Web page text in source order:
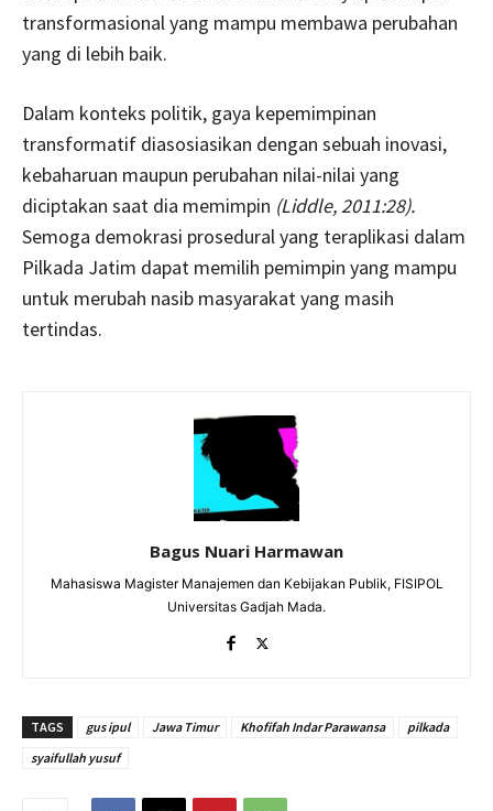
transformasional yang mampu membawa perubahan
yang di lebih baik.
Dalam konteks politik, gaya kepemimpinan
transformatif diasosiasikan dengan sebuah inovasi,
kebaharuan maupun perubahan nilai-nilai yang
diciptakan saat dia memimpin (Liddle, 2011:28).
Semoga demokrasi prosedural yang teraplikasi dalam
Pilkada Jatim dapat memilih pemimpin yang mampu
untuk merubah nasib masyarakat yang masih
tertindas.
Bagus Nuari Harmawan
Mahasiswa Magister Manajemen dan Kebijakan Publik, FISIPOL
Universitas Gadjah Mada.
TAGS gus ipul Jawa Timur Khofifah Indar Parawansa
pilkada
syaifullah yusuf